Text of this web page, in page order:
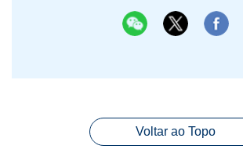
Voltar ao Topo